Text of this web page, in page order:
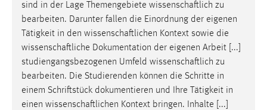
sind in der Lage Themengebiete wissenschaftlich zu
bearbeiten. Darunter fallen die Einordnung der eigenen
Tätigkeit in den wissenschaftlichen Kontext sowie die
wissenschaftliche Dokumentation der eigenen Arbeit [...]
studiengangsbezogenen Umfeld wissenschaftlich zu
bearbeiten. Die Studierenden können die Schritte in
einem Schriftstück dokumentieren und Ihre Tätigkeit in
einen wissenschaftlichen Kontext bringen. Inhalte [...]